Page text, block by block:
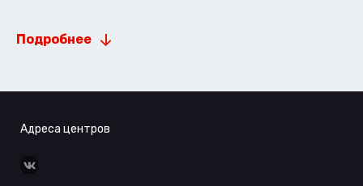
Подробнее
Адреса центров